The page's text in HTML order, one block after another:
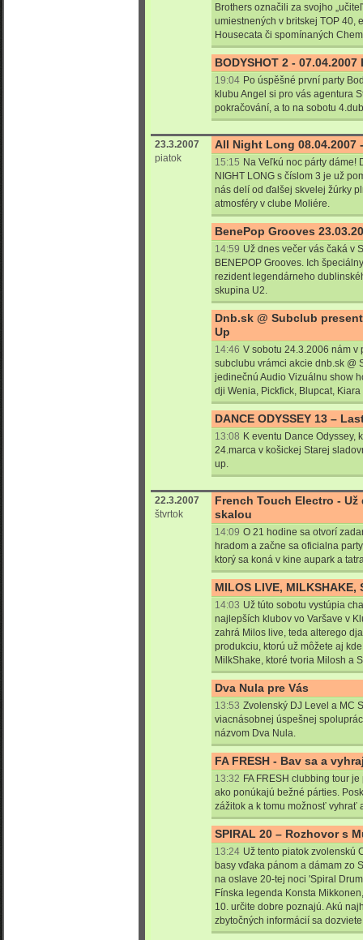
Brothers označili za svojho
umiestnených v britskej TOP 40,
Housecata či spomínaných
BODYSHOT 2 -
19:04 Po úspěšné první party
klubu Angel si pro vás agentura
pokračování, a to na sobotu
23.3.2007
piatok
All Night Long 08.04.2007
15:15 Na Veľkú noc párty dáme!
NIGHT LONG s číslom 3 je už
nás delí od ďalšej skvelej žúrky
atmosféry v clube Moliére.
BenePop Grooves
14:59 Už dnes večer vás čaká v
BENEPOP Grooves. Ich
rezident legendárneho
skupina U2.
Dnb.sk @ Subclub
Up
14:46 V sobotu 24.3.2006 nám
subclubu vrámci akcie dnb.sk @
jedinečnú Audio Vizuálnu show
dji Wenia, Pickfick, Blupcat,
DANCE ODYSSEY 13 –
13:08 K eventu Dance Odyssey,
24.marca v košickej Starej
up.
22.3.2007
štvrtok
French Touch Electro -
skalou
14:09 O 21 hodine sa otvorí
hradom a začne sa oficialna
ktorý sa koná v kine aupark a
MILOS LIVE, MILKSHAKE,
14:03 Už túto sobotu vystúpia
najlepších klubov vo Varšave v
zahrá Milos live, teda alterego
produkciu, ktorú už môžete aj
MilkShake, ktoré tvoria Milosh a
Dva Nula pre Vás
13:53 Zvolenský DJ Level a MC
viacnásobnej úspešnej
názvom Dva Nula.
FA FRESH - Bav sa a
13:32 FA FRESH clubbing tour
ako ponúkajú bežné párties.
zážitok a k tomu možnosť vyhrať
SPIRAL 20 – Rozhovor s
13:24 Už tento piatok zvolenskú
basy vďaka pánom a dámam zo
na oslave 20-tej noci 'Spiral
Fínska legenda Konsta
10. určite dobre poznajú. Akú
zbytočných informácií sa